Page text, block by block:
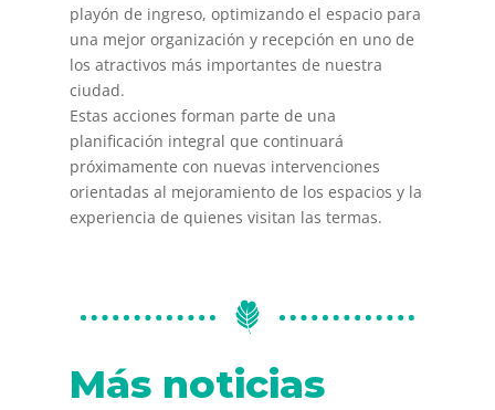
playón de ingreso, optimizando el espacio para
una mejor organización y recepción en uno de
los atractivos más importantes de nuestra
ciudad.
Estas acciones forman parte de una
planificación integral que continuará
próximamente con nuevas intervenciones
orientadas al mejoramiento de los espacios y la
experiencia de quienes visitan las termas.
Más noticias